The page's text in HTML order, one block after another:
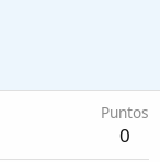
Puntos
0